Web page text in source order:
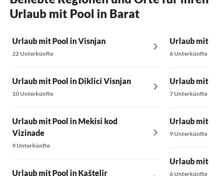
Urlaub mit Pool in Barat
Urlaub mit Pool in Visnjan
22 Unterkünfte
Urlaub mit Pool in Diklici Visnjan
10 Unterkünfte
Urlaub mit Pool in Mekisi kod
Vizinade
9 Unterkünfte
Urlaub mit Pool in Kaštelir
Urlaub mit
6 Unterkünfte
Urlaub mit
7 Unterkünfte
Urlaub mit
9 Unterkünfte
Urlaub mit
6 Unterkünfte